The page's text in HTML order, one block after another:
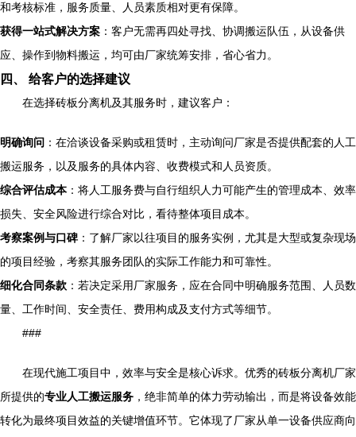
和考核标准，服务质量、人员素质相对更有保障。
获得一站式解决方案 ：客户无需再四处寻找、协调搬运队伍，从设备供
应、操作到物料搬运，均可由厂家统筹安排，省心省力。
四、 给客户的选择建议
在选择砖板分离机及其服务时，建议客户：
明确询问 ：在洽谈设备采购或租赁时，主动询问厂家是否提供配套的人工
搬运服务，以及服务的具体内容、收费模式和人员资质。
综合评估成本：将人工服务费与自行组织人力可能产生的管理成本、效率
损失、安全风险进行综合对比，看待整体项目成本。
考察案例与口碑 ：了解厂家以往项目的服务实例，尤其是大型或复杂现场
的项目经验，考察其服务团队的实际工作能力和可靠性。
细化合同条款 ：若决定采用厂家服务，应在合同中明确服务范围、人员数
量、工作时间、安全责任、费用构成及支付方式等细节。
###
在现代施工项目中，效率与安全是核心诉求。优秀的砖板分离机厂家
所提供的专业人工搬运服务 ，绝非简单的体力劳动输出，而是将设备效能
转化为最终项目效益的关键增值环节。它体现了厂家从单一设备供应商向